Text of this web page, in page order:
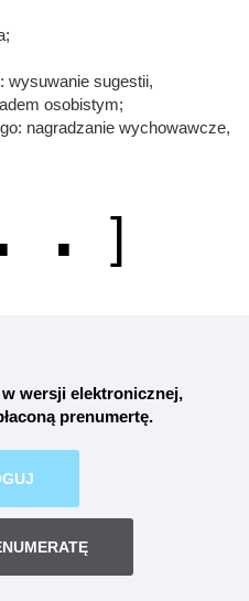
wysuwanie sugestii,
osobistym;
nagradzanie wychowawcze,
. ]
wersji elektronicznej,
prenumertę.